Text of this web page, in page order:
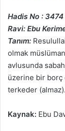
Hadis No : 3474
Ravi: Ebu
Tanım:
olmak
avlusunda
üzerine bir borç
terkeder
Kaynak: Ebu